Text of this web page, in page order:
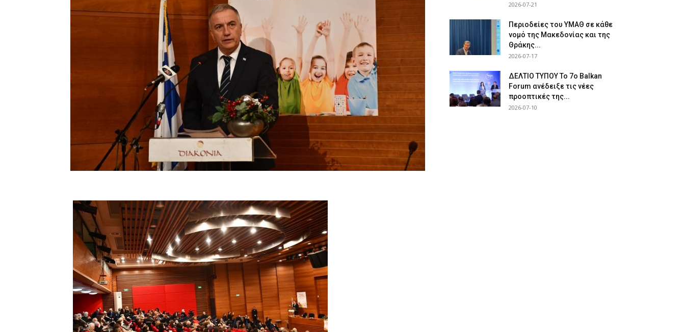
2026-07-21
Περιοδείες του ΥΜΑΘ σε κάθε
νομό της Μακεδονίας και της
Θράκης...
2026-07-17
ΔΕΛΤΙΟ ΤΥΠΟΥ Το 7ο Balkan
Forum ανέδειξε τις νέες
προοπτικές της...
2026-07-10